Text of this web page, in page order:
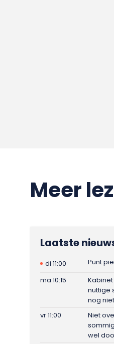
Meer
Laatste
di 11:00
Punt
ma 10:15
nuttige
nog
vr 11:00
Niet
wel